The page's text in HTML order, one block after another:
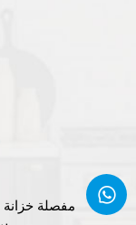
مفصلة خزانة